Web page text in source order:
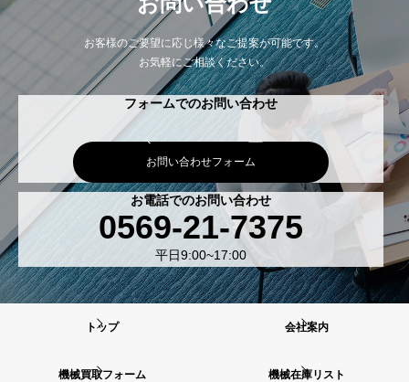
お客様のご要望に応じ様々なご提案が可能です。
お気軽にご相談ください。
フォームでのお問い合わせ
お問い合わせフォーム
お電話でのお問い合わせ
0569-21-7375
平日9:00~17:00
トップ 会社案内
機械買取フォーム 機械在庫リスト